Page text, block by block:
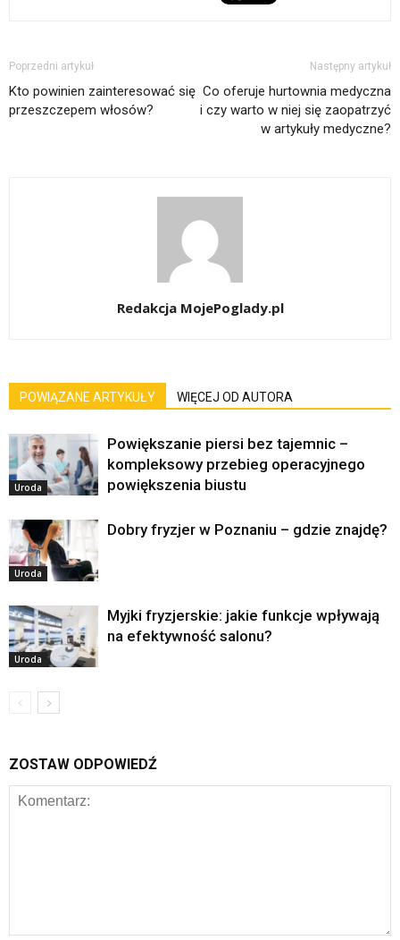
Poprzedni artykuł
Kto powinien zainteresować się
przeszczepem włosów?
Następny artykuł
Co oferuje hurtownia medyczna
i czy warto w niej się zaopatrzyć
w artykuły medyczne?
Redakcja MojePoglady.pl
POWIĄZANE ARTYKUŁY WIĘCEJ OD AUTORA
Uroda
Powiększanie piersi bez tajemnic –
kompleksowy przebieg operacyjnego
powiększenia biustu
Uroda
Dobry fryzjer w Poznaniu – gdzie znajdę?
Uroda
Myjki fryzjerskie: jakie funkcje wpływają
na efektywność salonu?
ZOSTAW ODPOWIEDŹ